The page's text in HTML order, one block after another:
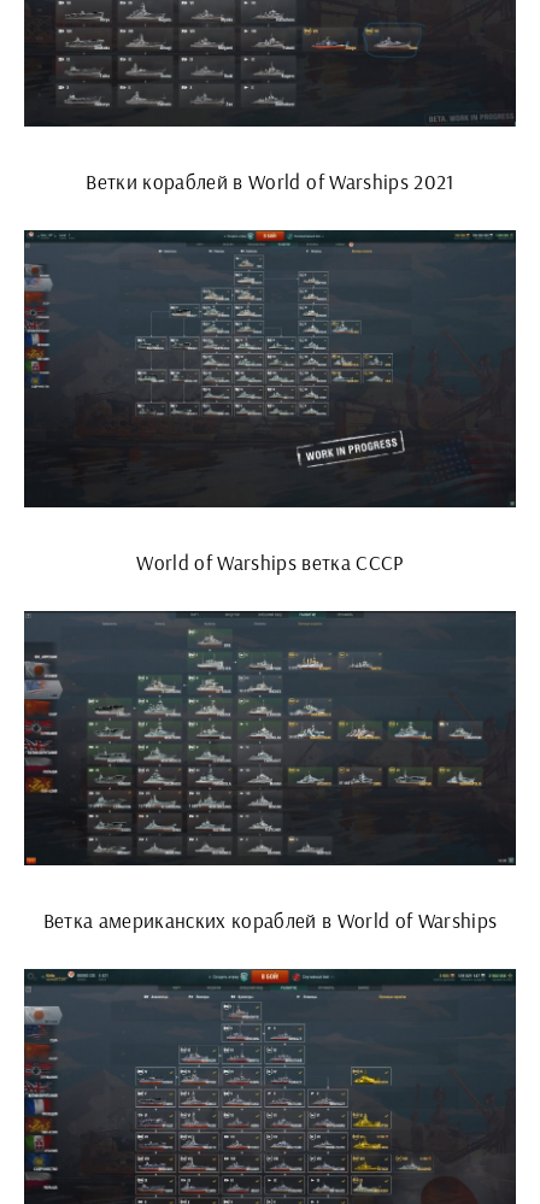
Ветки кораблей в World of Warships 2021
World of Warships ветка СССР
Ветка американских кораблей в World of Warships